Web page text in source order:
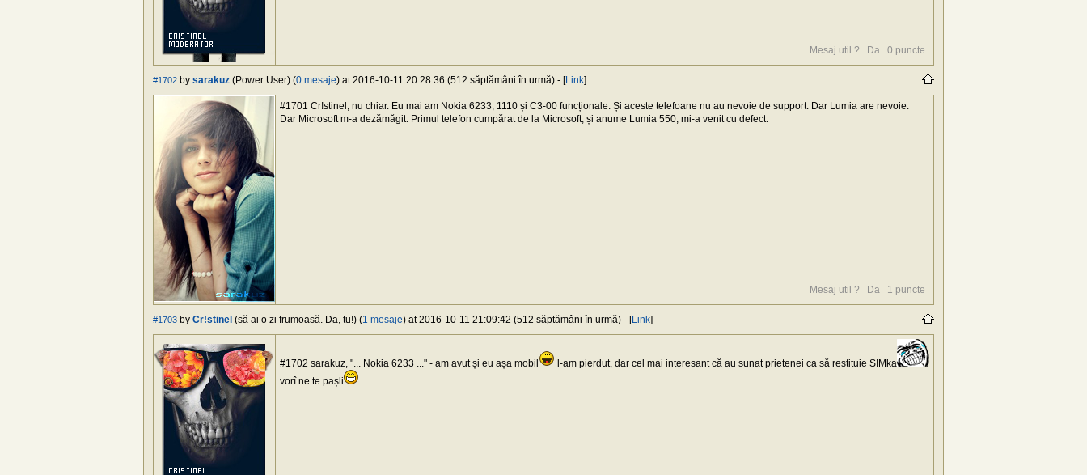
Mesaj util ? Da 0 puncte
#1702 by sarakuz (Power User) (0 mesaje) at 2016-10-11 20:28:36 (512 săptămâni în urmă) - [Link]
#1701 Cr!stinel, nu chiar. Eu mai am Nokia 6233, 1110 și C3-00 funcționale. Și aceste telefoane nu au nevoie de support. Dar Lumia are nevoie.
Dar Microsoft m-a dezămăgit. Primul telefon cumpărat de la Microsoft, și anume Lumia 550, mi-a venit cu defect.
Mesaj util ? Da 1 puncte
#1703 by Cr!stinel (să ai o zi frumoasă. Da, tu!) (1 mesaje) at 2016-10-11 21:09:42 (512 săptămâni în urmă) - [Link]
#1702 sarakuz, "... Nokia 6233 ..." - am avut și eu așa mobil
l-am pierdut, dar cel mai interesant că au sunat prietenei ca să restituie SIMka
vorî ne te pașli